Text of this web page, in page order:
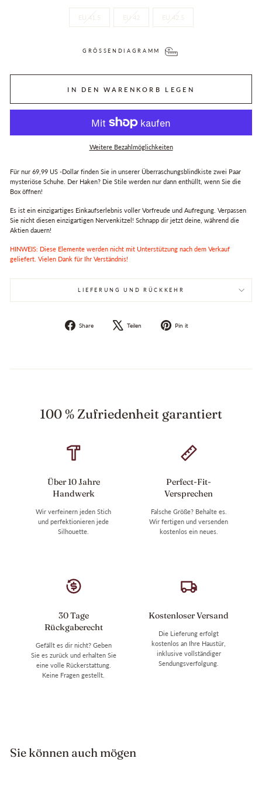
EU 41.5 EU 42 EU 42.5
GRÖSSENDIAGRAMM
IN DEN WARENKORB LEGEN
Weitere Bezahlmöglichkeiten
Für nur 69,99 US -Dollar finden Sie in unserer Überraschungsblindkiste zwei Paar
mysteriöse Schuhe. Der Haken? Die Stile werden nur dann enthüllt, wenn Sie die
Box öffnen!
Es ist ein einzigartiges Einkaufserlebnis voller Vorfreude und Aufregung. Verpassen
Sie nicht diesen einzigartigen Nervenkitzel! Schnapp dir jetzt deine, während die
Aktien dauern!
HINWEIS: Diese Elemente werden nicht mit Unterstützung nach dem Verkauf
geliefert. Vielen Dank für Ihr Verständnis!
LIEFERUNG UND RÜCKKEHR
Share Teilen Pin it
100 % Zufriedenheit garantiert
Über 10 Jahre
Handwerk
Wir verfeinern jeden Stich
und perfektionieren jede
Silhouette.
Perfect-Fit-
Versprechen
Falsche Größe? Behalte es.
Wir fertigen und versenden
kostenlos ein neues.
30 Tage
Rückgaberecht
Gefällt es dir nicht? Geben
Sie es zurück und erhalten Sie
eine volle Rückerstattung.
Keine Fragen gestellt.
Kostenloser Versand
Die Lieferung erfolgt
kostenlos an Ihre Haustür,
inklusive vollständiger
Sendungsverfolgung.
Sie können auch mögen